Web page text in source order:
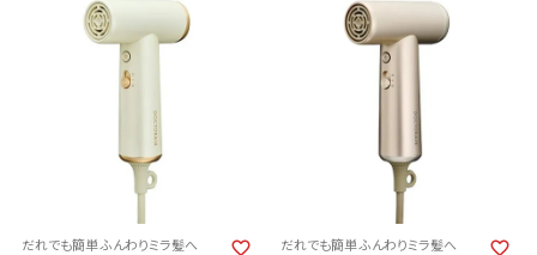
だれでも簡単 ふんわりミラ髪へ だれでも簡単 ふんわりミラ髪へ